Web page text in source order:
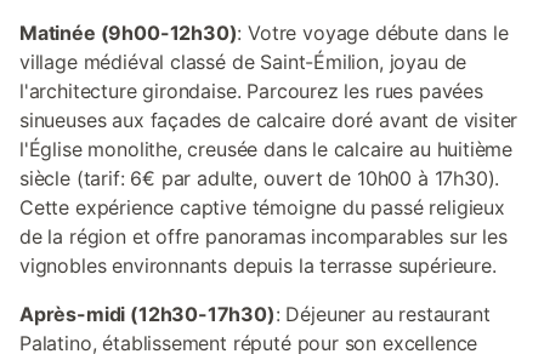
Matinée (9h00-12h30): Votre voyage débute dans le
village médiéval classé de Saint-Émilion, joyau de
l'architecture girondaise. Parcourez les rues pavées
sinueuses aux façades de calcaire doré avant de visiter
l'Église monolithe, creusée dans le calcaire au huitième
siècle (tarif: 6€ par adulte, ouvert de 10h00 à 17h30).
Cette expérience captive témoigne du passé religieux
de la région et offre panoramas incomparables sur les
vignobles environnants depuis la terrasse supérieure.
Après-midi (12h30-17h30): Déjeuner au restaurant
Palatino, établissement réputé pour son excellence